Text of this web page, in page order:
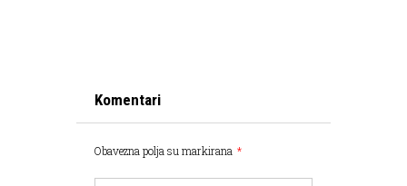
Komentari
Obavezna polja su markirana *